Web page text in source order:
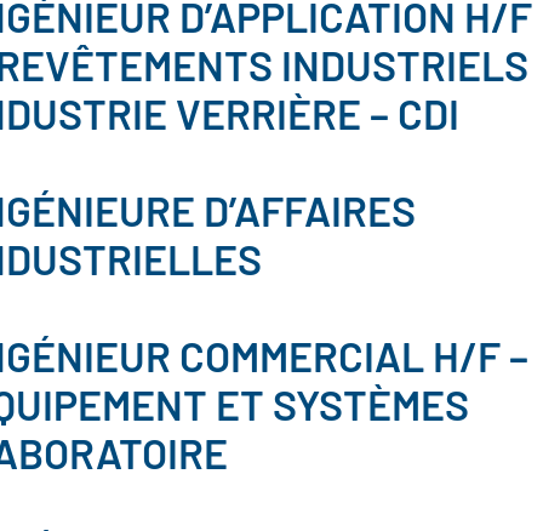
D’APPLICATION H/F
INDUSTRIELS
VERRIÈRE – CDI
D’AFFAIRES
COMMERCIAL H/F –
ET SYSTÈMES